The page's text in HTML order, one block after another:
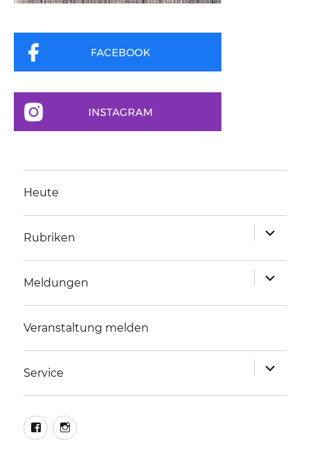
Heute
Rubriken
anzeigen
Meldungen
anzeigen
Veranstaltung melden
Service
anzeigen
facebookinstagram